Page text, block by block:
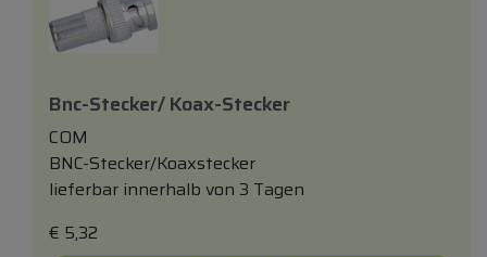
Bnc-Stecker/ Koax-Stecker
COM
BNC-Stecker/Koaxstecker
lieferbar innerhalb von 3 Tagen
€ 5,32